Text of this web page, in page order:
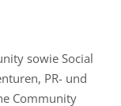
sowie Social
PR- und
Community